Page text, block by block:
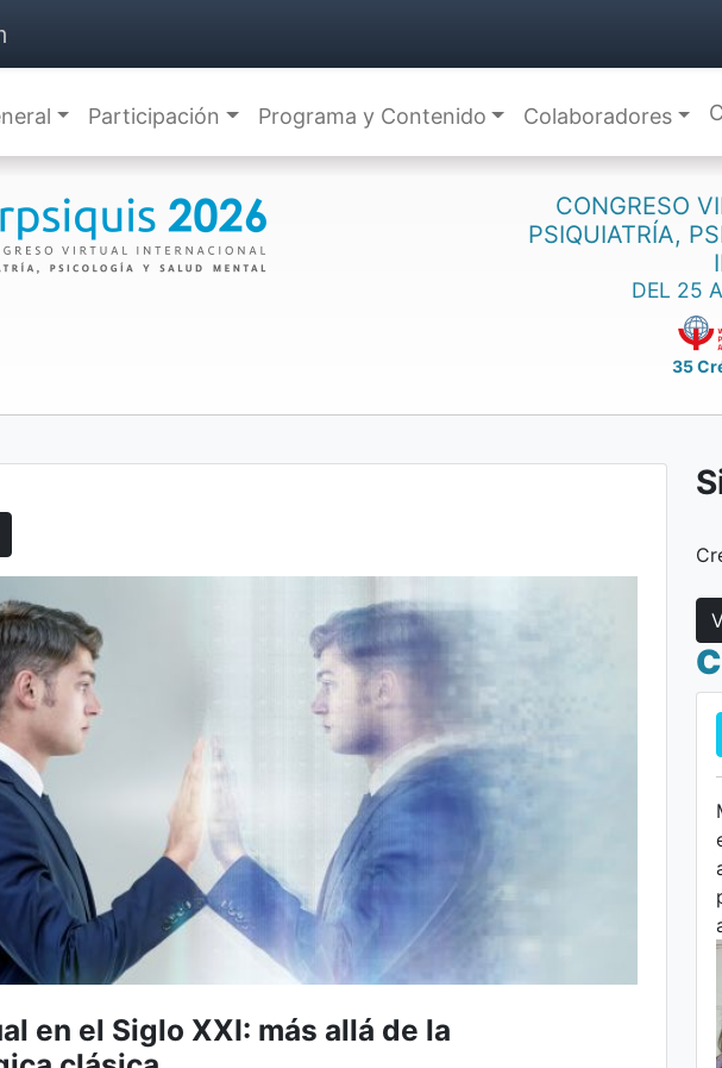
Participación Programa y Contenido Colaboradores
CONGRESO
PSIQUIATRÍA,
DEL 25
35
en el Siglo XXI: más allá de la